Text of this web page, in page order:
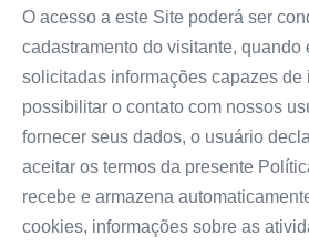
O acesso a este Site poderá ser
cadastramento do visitante, quando
solicitadas informações capazes de
possibilitar o contato com nossos
fornecer seus dados, o usuário
aceitar os termos da presente
recebe e armazena
cookies, informações sobre as